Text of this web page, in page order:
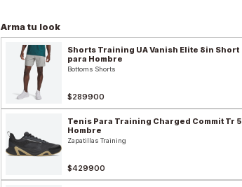
Arma tu look
Shorts Training UA Vanish Elite 8in Short
para Hombre
Bottoms Shorts
$289900
Tenis Para Training Charged Commit Tr 5
Hombre
Zapatillas Training
$429900